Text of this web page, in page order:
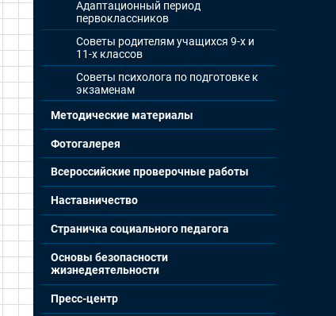
Адаптационный период
первоклассников
Советы родителям учащихся 9-х и
11-х классов
Советы психолога по подготовке к
экзаменам
Методические материалы
Фотогалерея
Всероссийские проверочные работы
Наставничество
Страничка социального педагога
Основы безопасности
жизнедеятельности
Пресс-центр